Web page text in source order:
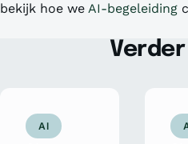
bekijk hoe we AI-begeleiding
AI